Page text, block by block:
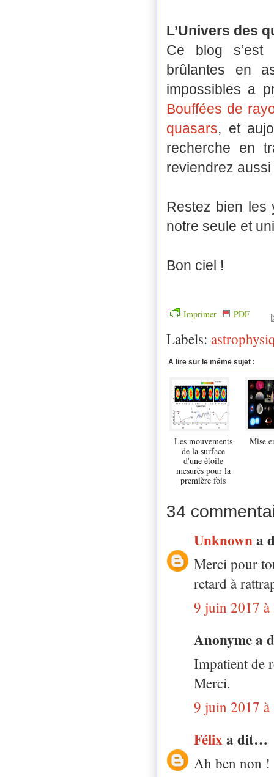
L’Univers des
Ce blog s’est
brûlantes en
impossibles a
Bouffées de
quasars, et
recherche en
reviendrez
Restez bien les
notre seule et
Bon ciel !
Imprimer PDF
Labels:
A lire sur le même sujet :
Les mouvements
de la surface
d'une étoile
mesurés pour la
première fois
Mise
34
Unknowna
Merci pour
retard à
9 juin 2017 à
Anonyme a
Impatient de
Merci.
9 juin 2017 à
Félix a dit…
Ah ben non !